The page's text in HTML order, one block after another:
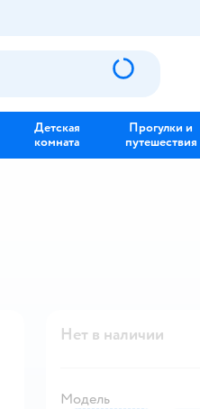
Детская
комната
Прогулки и
путешествия
Нет в наличии
Модель